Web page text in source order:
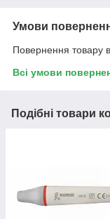
Умови
Повернення товару
Всі умови
Подібні товари